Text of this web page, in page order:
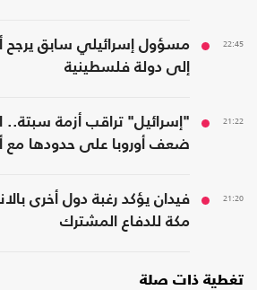
22:45
مسؤول إسرائيلي سابق يرجح
إلى دولة فلسطينية
21:22
"إسرائيل" تراقب أزمة
ضعف أوروبا على حدودها مع
21:20
فيدان يؤكد رغبة دول أخرى
مكة للدفاع المشترك
تغطية ذات صلة